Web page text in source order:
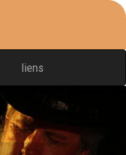
liens